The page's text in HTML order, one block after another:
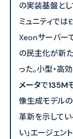
の実装基盤と
ミュニティで
Xeonサーバー
の民主化が新
った。小型・高
メータで135M
像生成モデル
革新を示して
い」エージェ